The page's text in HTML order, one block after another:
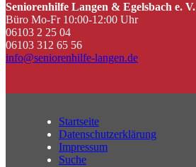
Seniorenhilfe Langen & Egelsbach e. V.
Büro Mo-Fr 10:00-12:00 Uhr
06103 2 25 04
06103 312 65 56
info@seniorenhilfe-langen.de
Startseite
Datenschutzerklärung
Impressum
Suche